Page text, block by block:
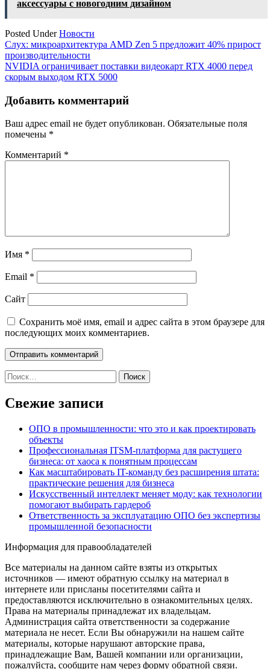
аксессуары с новогодним дизайном
Posted UnderНовости
Навигация
по
записям
Слух: микроархитектура AMD Zen 5 предложит 40% прирост
производительности
NVIDIA ограничивает поставки видеокарт RTX 4000 перед
скорым выходом RTX 5000
Добавить комментарий
Ваш адрес email не будет опубликован. Обязательные поля
помечены *
Комментарий *
Имя *
Email *
Сайт
Сохранить моё имя, email и адрес сайта в этом браузере для
последующих моих комментариев.
Найти:
Свежие записи
ОПО в промышленности: что это и как проектировать
объекты
Профессиональная ITSM-платформа для растущего
бизнеса: от хаоса к понятным процессам
Как масштабировать IT-команду без расширения штата:
практические решения для бизнеса
Искусственный интеллект меняет моду: как технологии
помогают выбирать гардероб
Ответственность за эксплуатацию ОПО без экспертизы
промышленной безопасности
Информация для правообладателей
Все материалы на данном сайте взяты из открытых
источников — имеют обратную ссылку на материал в
интернете или присланы посетителями сайта и
предоставляются исключительно в ознакомительных целях.
Права на материалы принадлежат их владельцам.
Администрация сайта ответственности за содержание
материала не несет. Если Вы обнаружили на нашем сайте
материалы, которые нарушают авторские права,
принадлежащие Вам, Вашей компании или организации,
пожалуйста, сообщите нам через форму обратной связи.